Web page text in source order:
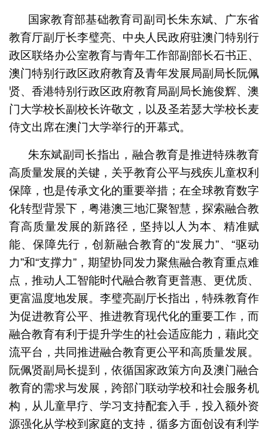
国家教育部基础教育司副司长朱东斌、广东省
教育厅副厅长李璧亮、中央人民政府驻澳门特别行
政区联络办公室教育与青年工作部副部长石书正、
澳门特别行政区政府教育及青年发展局副局长阮佩
贤、香港特别行政区政府教育局副局长施俊辉、澳
门大学校长副校长许敬文，以及圣若瑟大学校长麦
侍文出席在澳门大学举行的开幕式。
朱东斌副司长指出，融合教育是推进特殊教育
高质量发展的关键，关乎教育公平与残疾儿童权利
保障，也是传承文化的重要举措；在全球教育数字
化转型背景下，粤港澳三地汇聚智慧，探索融合教
育高质量发展的新路径，坚持以人为本、精准赋
能、保障先行，创新融合教育的“发展力”、“驱动
力”和“支撑力”，期望协同发力聚焦融合教育重点难
点，推动人工智能时代融合教育更普惠、更优质、
更富温度地发展。李璧亮副厅长指出，特殊教育作
为促进教育公平、推进教育现代化的重要工作，而
融合教育有利于提升学生的社会适应能力，藉此交
流平台，共同推进融合教育更公平和高质量发展。
阮佩贤副局长提到，依循国家政策方向及澳门融合
教育的需求与发展，跨部门联动学校和社会服务机
构，从儿童早疗、学习支持配套入手，投入额外资
源强化从学校到家庭的支持，循多方面创设有利学